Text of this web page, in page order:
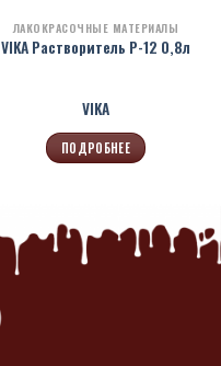
ЛАКОКРАСОЧНЫЕ МАТЕРИАЛЫ
VIKA Растворитель Р-12 0,8л
VIKA
ПОДРОБНЕЕ